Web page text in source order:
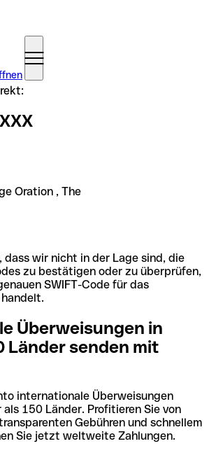
Oration , The
wir nicht in der Lage sind, die
zu bestätigen oder zu überprüfen,
SWIFT-Code für das
Überweisungen in
Länder senden mit
internationale Überweisungen
als 150 Länder. Profitieren Sie von
Gebühren und schnellem
Sie jetzt weltweite Zahlungen.